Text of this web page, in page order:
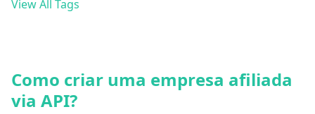
View All Tags
Como criar uma empresa afiliada
via API?